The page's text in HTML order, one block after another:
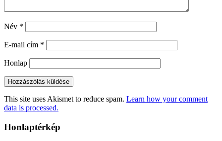
Név *
E-mail cím *
Honlap
This site uses Akismet to reduce spam. Learn how your comment
data is processed.
Honlaptérkép